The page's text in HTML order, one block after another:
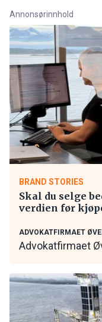
Annonsørinnhold
BRAND STORIES
Skal du selge
verdien før
ADVOKATFIRMAET
Advokatfirmaet